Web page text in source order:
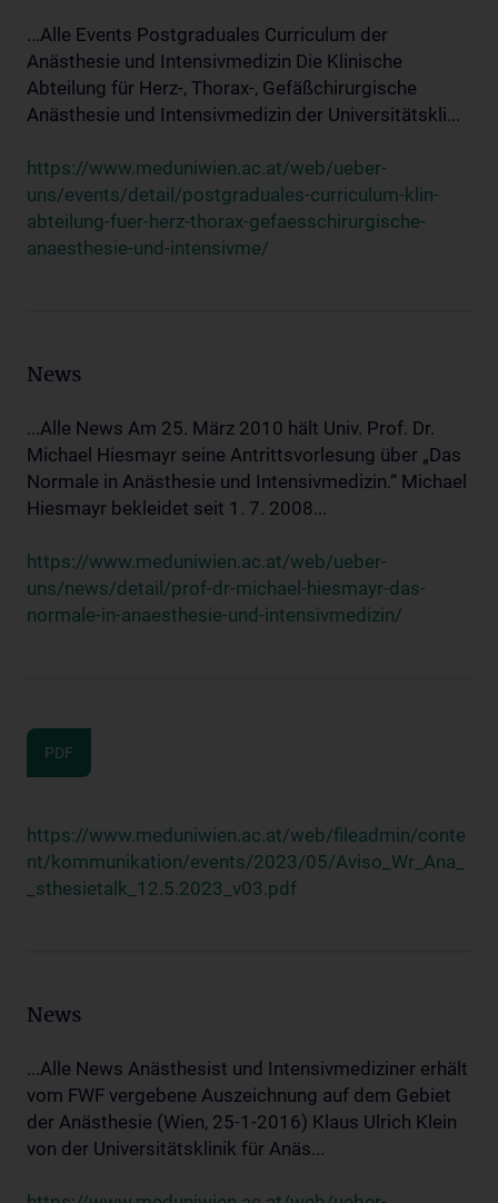
...Alle Events Postgraduales Curriculum der
Anästhesie und Intensivmedizin Die Klinische
Abteilung für Herz-, Thorax-, Gefäßchirurgische
Anästhesie und Intensivmedizin der Universitätskli...
https://www.meduniwien.ac.at/web/ueber-
uns/events/detail/postgraduales-curriculum-klin-
abteilung-fuer-herz-thorax-gefaesschirurgische-
anaesthesie-und-intensivme/
News
...Alle News Am 25. März 2010 hält Univ. Prof. Dr.
Michael Hiesmayr seine Antrittsvorlesung über „Das
Normale in Anästhesie und Intensivmedizin.“ Michael
Hiesmayr bekleidet seit 1. 7. 2008...
https://www.meduniwien.ac.at/web/ueber-
uns/news/detail/prof-dr-michael-hiesmayr-das-
normale-in-anaesthesie-und-intensivmedizin/
PDF
https://www.meduniwien.ac.at/web/fileadmin/conte
nt/kommunikation/events/2023/05/Aviso_Wr_Ana_
_sthesietalk_12.5.2023_v03.pdf
News
...Alle News Anästhesist und Intensivmediziner erhält
vom FWF vergebene Auszeichnung auf dem Gebiet
der Anästhesie (Wien, 25-1-2016) Klaus Ulrich Klein
von der Universitätsklinik für Anäs...